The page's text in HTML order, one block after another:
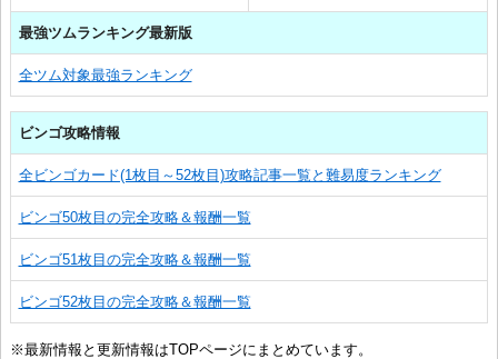
最強ツムランキング最新版
全ツム対象最強ランキング
ビンゴ攻略情報
全ビンゴカード(1枚目～52枚目)攻略記事一覧と難易度ランキング
ビンゴ50枚目の完全攻略＆報酬一覧
ビンゴ51枚目の完全攻略＆報酬一覧
ビンゴ52枚目の完全攻略＆報酬一覧
※最新情報と更新情報はTOPページにまとめています。